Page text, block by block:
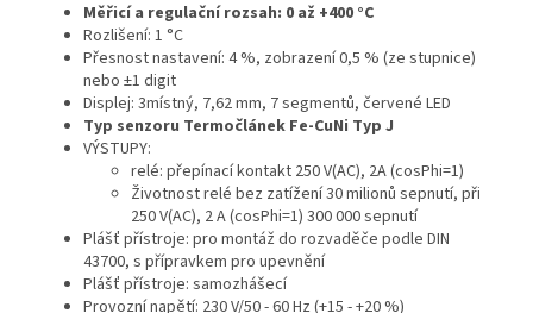
Měřicí a regulační rozsah: 0 až +400 °C
Rozlišení: 1 °C
Přesnost nastavení: 4 %, zobrazení 0,5 % (ze stupnice)
nebo ±1 digit
Displej: 3místný, 7,62 mm, 7 segmentů, červené LED
Typ senzoru Termočlánek Fe-CuNi Typ J
VÝSTUPY:
relé: přepínací kontakt 250 V(AC), 2A (cosPhi=1)
Životnost relé bez zatížení 30 milionů sepnutí, při
250 V(AC), 2 A (cosPhi=1) 300 000 sepnutí
Plášť přístroje: pro montáž do rozvaděče podle DIN
43700, s přípravkem pro upevnění
Plášť přístroje: samozhášecí
Provozní napětí: 230 V/50 - 60 Hz (+15 - +20 %)